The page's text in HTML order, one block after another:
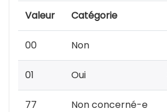
Valeur Catégorie
00 Non
01 Oui
77 Non concerné-e